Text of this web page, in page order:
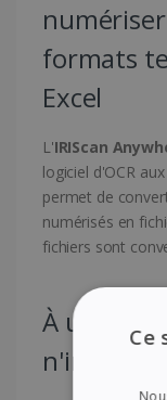
formats
Excel
L'IRIScan
logiciel d'OCR
permet de
numérisés en
fichiers sont
À utiliser
n'importe
Ce